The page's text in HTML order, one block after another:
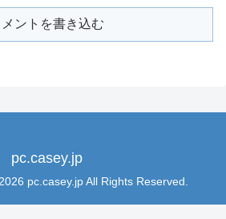
メントを書き込む
pc.casey.jp
pc.casey.jp All Rights Reserved.